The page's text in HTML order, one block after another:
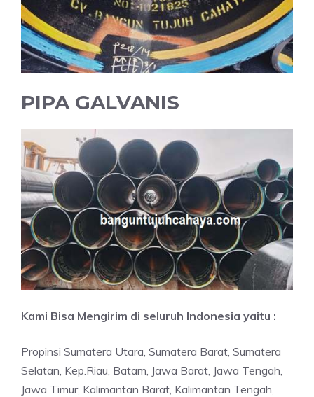
PIPA GALVANIS
Kami Bisa Mengirim di seluruh Indonesia yaitu :
Propinsi Sumatera Utara, Sumatera Barat, Sumatera
Selatan, Kep.Riau, Batam, Jawa Barat, Jawa Tengah,
Jawa Timur, Kalimantan Barat, Kalimantan Tengah,